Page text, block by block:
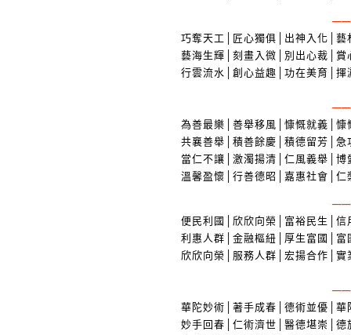
巧奪天工│匠心獨俱│出神入化│
藝海生輝│刻畫入微│別出心裁│
行雲流水│創心益趣│功在美育│
為善最樂│善舉移風│慷慨就義│
共襄善舉│積善餘慶│積德留芳│
當仁不讓│激濁揚清│仁風義舉│
溫馨盈懷│行善德昭│嘉惠社會│
便民利國│欣欣向榮│富裕民生│
利惠人群│金融樞紐│厚生富國│
欣欣向榮│服務人群│宏揚合作│
華陀妙術│著手成春│德術並優│
妙手回春│仁術濟世│醫德堪崇│